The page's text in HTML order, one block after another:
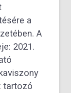
a
A
2021.
tartozó